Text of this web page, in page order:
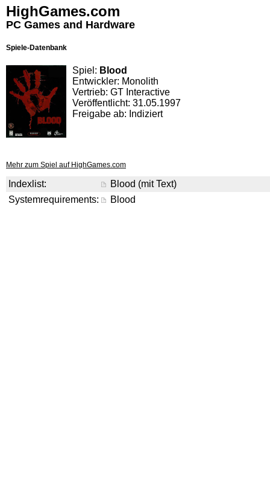
HighGames.com
PC Games and Hardware
Spiele-Datenbank
Spiel: Blood
Entwickler: Monolith
Vertrieb: GT Interactive
Veröffentlicht: 31.05.1997
Freigabe ab: Indiziert
Mehr zum Spiel auf HighGames.com
Indexlist:
Blood (mit Text)
Systemrequirements:
Blood